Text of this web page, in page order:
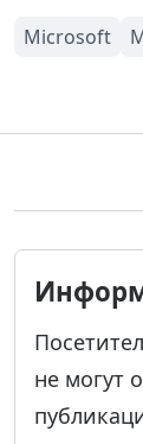
не могут